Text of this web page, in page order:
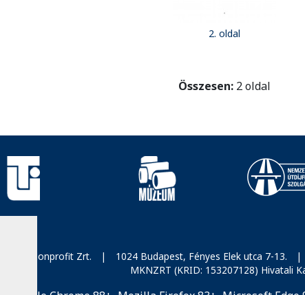
2. oldal
Összesen: 2 oldal
Nonprofit Zrt. | 1024 Budapest, Fényes Elek utca 7-13. |
MKNZRT (KRID: 153207128) Hivatali